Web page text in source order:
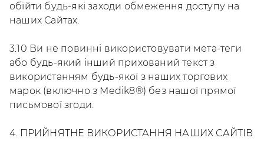
обійти будь-які заходи обмеження доступу на
наших Сайтах.
3.10 Ви не повинні використовувати мета-теги
або будь-який інший прихований текст з
використанням будь-якої з наших торгових
марок (включно з Medik8®) без нашої прямої
письмової згоди.
4. ПРИЙНЯТНЕ ВИКОРИСТАННЯ НАШИХ САЙТІВ